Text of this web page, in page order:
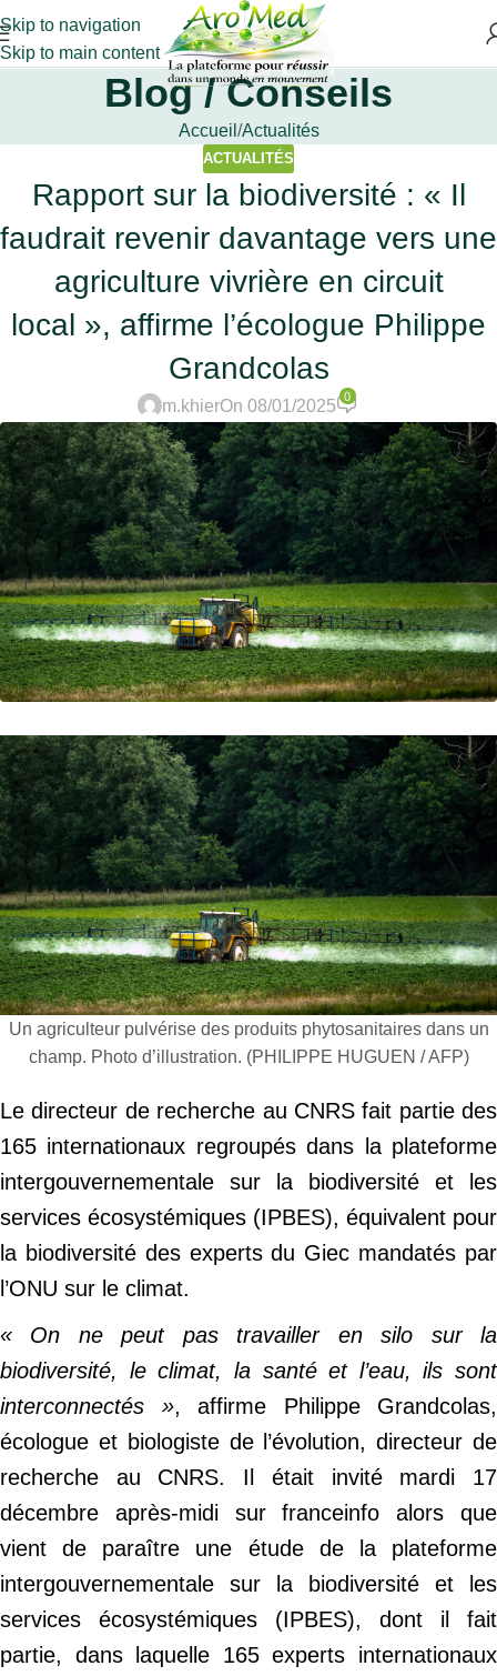
Skip to navigation
Skip to main content
Blog / Conseils
Accueil Actualités
ACTUALITÉS
Rapport sur la biodiversité : « Il
faudrait revenir davantage vers une
agriculture vivrière en circuit
local », affirme l’écologue Philippe
Grandcolas
m.khierOn 08/01/2025
0
Un agriculteur pulvérise des produits phytosanitaires dans un
champ. Photo d’illustration. (PHILIPPE HUGUEN / AFP)
Le directeur de recherche au CNRS fait partie des
165 internationaux regroupés dans la plateforme
intergouvernementale sur la biodiversité et les
services écosystémiques (IPBES), équivalent pour
la biodiversité des experts du Giec mandatés par
l’ONU sur le climat.
« On ne peut pas travailler en silo sur la
biodiversité, le climat, la santé et l’eau, ils sont
interconnectés », affirme Philippe Grandcolas,
écologue et biologiste de l’évolution, directeur de
recherche au CNRS. Il était invité mardi 17
décembre après-midi sur franceinfo alors que
vient de paraître une étude de la plateforme
intergouvernementale sur la biodiversité et les
services écosystémiques (IPBES), dont il fait
partie, dans laquelle 165 experts internationaux